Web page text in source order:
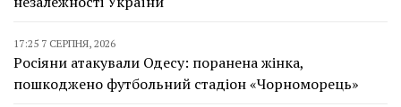
17:25 7 СЕРПНЯ, 2026
Росіяни атакували Одесу: поранена жінка,
пошкоджено футбольний стадіон «Чорноморець»